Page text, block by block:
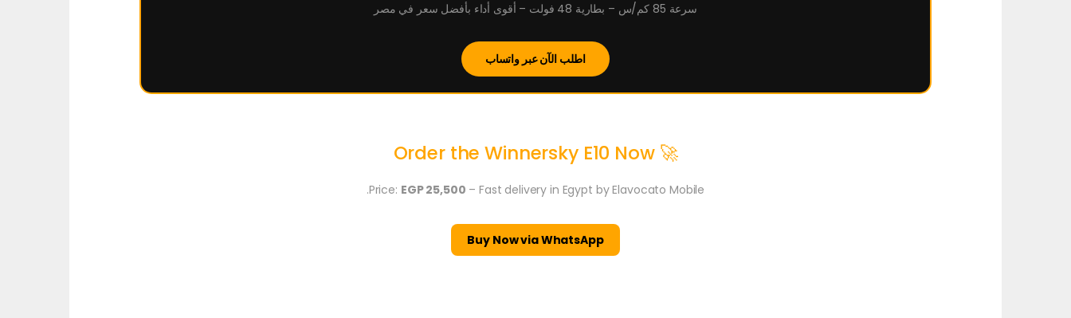
سرعة 85 كم/س – بطارية 48 فولت – أقوى أداء بأفضل سعر في مصر
اطلب الآن عبر واتساب
🚀 Order the Winnersky E10 Now
Price: EGP 25,500 – Fast delivery in Egypt by Elavocato Mobile.
Buy Now via WhatsApp